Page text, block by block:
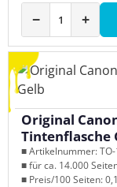
− +
Original
Tintenflasche
■ Artikelnummer:
■ für ca. 14.000
■ Preis/100 Seiten: